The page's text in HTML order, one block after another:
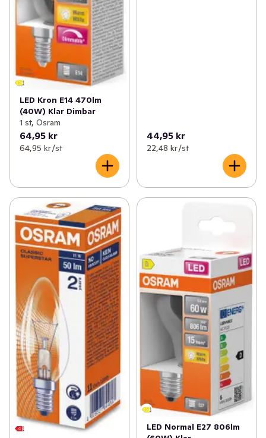
LED Kron E14 470lm
(40W) Klar Dimbar
1 st, Osram
64,95 kr
64,95 kr /st
44,95 kr
22,48 kr /st
LED Normal E27 806lm